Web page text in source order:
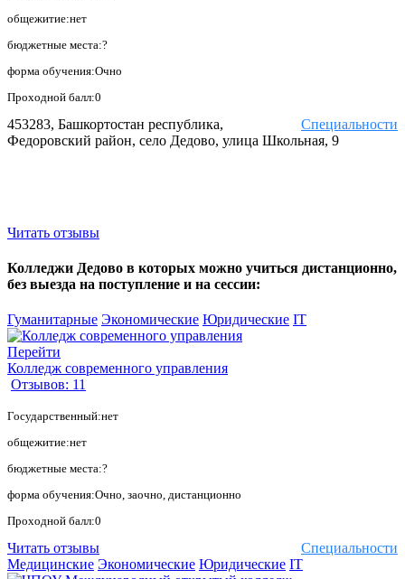
общежитие:нет
бюджетные места:?
форма обучения:Очно
Проходной балл:0
Специальности
453283, Башкортостан республика,
Федоровский район, село Дедово, улица Школьная, 9
Читать отзывы
Колледжи Дедово в которых можно учиться дистанционно,
без выезда на поступление и на сессии:
Гуманитарные Экономические Юридические IT
Перейти
Колледж современного управления
Отзывов: 11
Государственный:нет
общежитие:нет
бюджетные места:?
форма обучения:Очно, заочно, дистанционно
Проходной балл:0
Специальности
Читать отзывы
Медицинские Экономические Юридические IT